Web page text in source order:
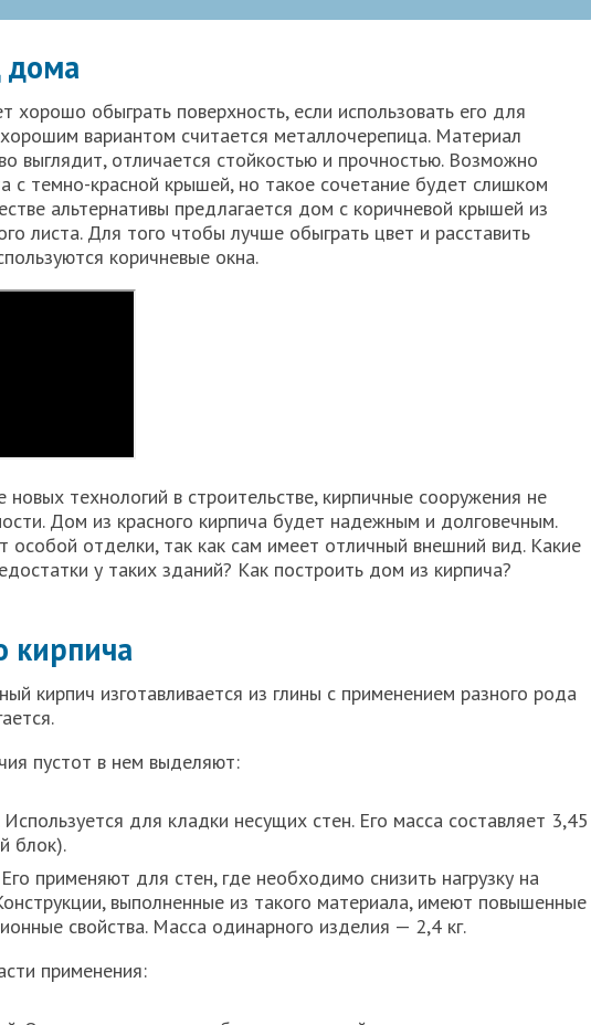
дома
хорошо обыграть поверхность, если использовать его для
вариантом считается металлочерепица. Материал
выглядит, отличается стойкостью и прочностью. Возможно
с темно-красной крышей, но такое сочетание будет слишком
альтернативы предлагается дом с коричневой крышей из
листа. Для того чтобы лучше обыграть цвет и расставить
коричневые окна.
технологий в строительстве, кирпичные сооружения не
Дом из красного кирпича будет надежным и долговечным.
особой отделки, так как сам имеет отличный внешний вид. Какие
у таких зданий? Как построить дом из кирпича?
кирпича
кирпич изготавливается из глины с применением разного рода
пустот в нем выделяют:
для кладки несущих стен. Его масса составляет 3,45
блок).
применяют для стен, где необходимо снизить нагрузку на
выполненные из такого материала, имеют повышенные
свойства. Масса одинарного изделия — 2,4 кг.
применения: